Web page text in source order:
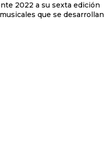
2022 a su sexta edición
que se desarrollan